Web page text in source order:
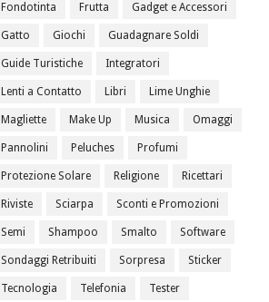
Fondotinta Frutta Gadget e Accessori
Gatto Giochi Guadagnare Soldi
Guide Turistiche Integratori
Lenti a Contatto Libri Lime Unghie
Magliette Make Up Musica Omaggi
Pannolini Peluches Profumi
Protezione Solare Religione Ricettari
Riviste Sciarpa Sconti e Promozioni
Semi Shampoo Smalto Software
Sondaggi Retribuiti Sorpresa Sticker
Tecnologia Telefonia Tester